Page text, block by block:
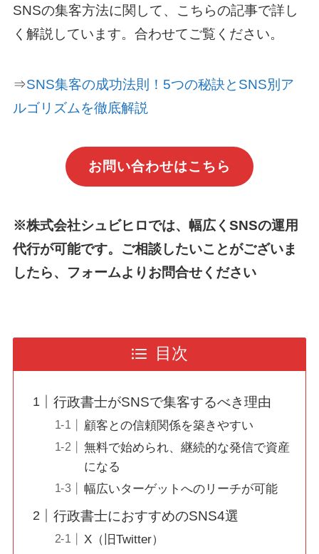
SNSの集客方法に関して、こちらの記事で詳し
く解説しています。合わせてご覧ください。
⇒SNS集客の成功法則！5つの秘訣とSNS別ア
ルゴリズムを徹底解説
お問い合わせはこちら
※株式会社シュビヒロでは、幅広くSNSの運用
代行が可能です。ご相談したいことがございま
したら、フォームよりお問合せください
目次
行政書士がSNSで集客するべき理由
顧客との信頼関係を築きやすい
無料で始められ、継続的な発信で資産
になる
幅広いターゲットへのリーチが可能
行政書士におすすめのSNS4選
X（旧Twitter）